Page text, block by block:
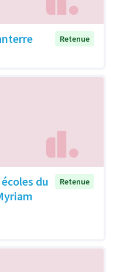
Retenue
du
Retenue